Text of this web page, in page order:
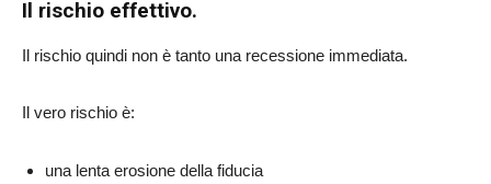
Il rischio effettivo.
Il rischio quindi non è tanto una recessione immediata.
Il vero rischio è:
una lenta erosione della fiducia